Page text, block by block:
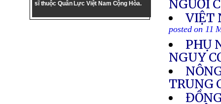
sĩ thuộc Quân Lực Việt Nam Cộng Hòa.
NGƯỜI
VIỆT
posted on 11
PHỤ
NGUY
TRUNG